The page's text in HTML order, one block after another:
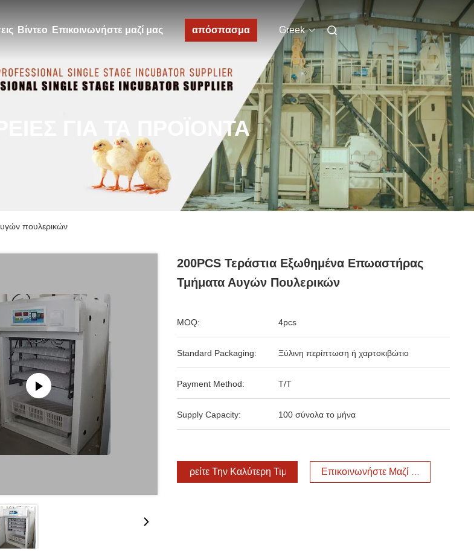
Βίντεο Επικοινωνήστε μαζί μας απόσπασμα Greek
ΓΙΑ ΤΑ ΠΡΟΪΌΝΤΑ
πουλερικών
200PCS Τεράστια Εξωθημένα Επωαστήρας
Τμήματα Αυγών Πουλερικών
MOQ: 4pcs
Standard Packaging: Ξύλινη περίπτωση ή χαρτοκιβώτιο
Payment Method: T/T
Supply Capacity: 100 σύνολα το μήνα
Βρείτε Την Καλύτερη Τιμή Επικοινωνήστε Μαζί Μας